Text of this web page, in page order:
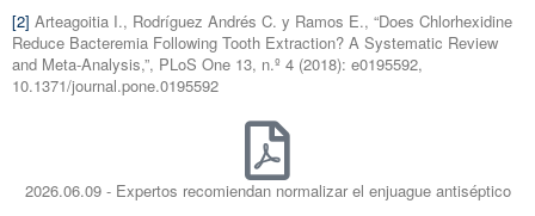
[2] Arteagoitia I., Rodríguez Andrés C. y Ramos E., “Does Chlorhexidine
Reduce Bacteremia Following Tooth Extraction? A Systematic Review
and Meta‐Analysis,”, PLoS One 13, n.º 4 (2018): e0195592,
10.1371/journal.pone.0195592
2026.06.09 - Expertos recomiendan normalizar el enjuague antiséptico